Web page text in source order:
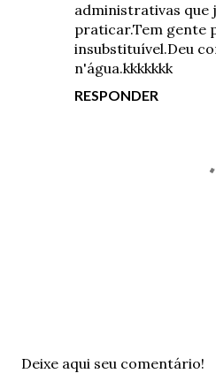
administrativas que
praticar.Tem gente
insubstituível.Deu
n'água.kkkkkkk
RESPONDER
P
Deixe aqui seu comentário!